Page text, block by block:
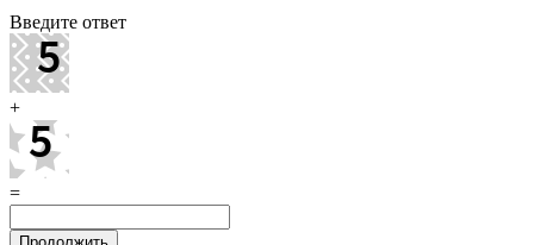
Введите ответ
+
=